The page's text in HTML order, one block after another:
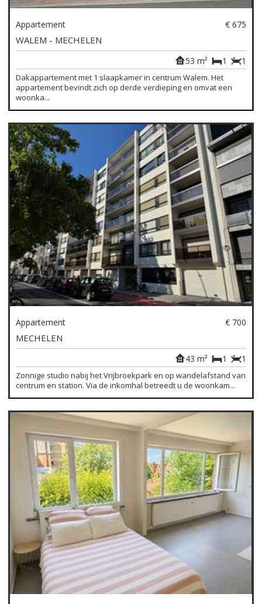
Appartement € 675
WALEM - MECHELEN
1
1
53 m²
Dakappartement met 1 slaapkamer in centrum Walem. Het
appartement bevindt zich op derde verdieping en omvat een
woonka...
Appartement € 700
MECHELEN
1
1
43 m²
Zonnige studio nabij het Vrijbroekpark en op wandelafstand van
centrum en station. Via de inkomhal betreedt u de woonkam...